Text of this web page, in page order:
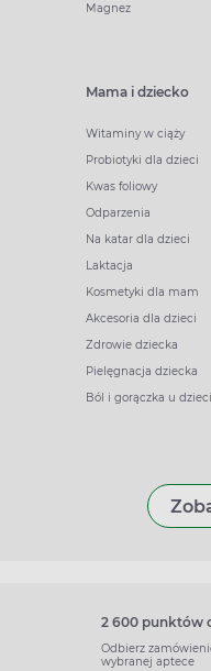
Magnez
Mama i dziecko
Witaminy w ciąży
Probiotyki dla dzieci
Kwas foliowy
Odparzenia
Na katar dla dzieci
Laktacja
Kosmetyki dla mam
Akcesoria dla dzieci
Zdrowie dziecka
Pielęgnacja dziecka
Ból i gorączka u dzieci
2 600 punktów
Odbierz
wybranej aptece